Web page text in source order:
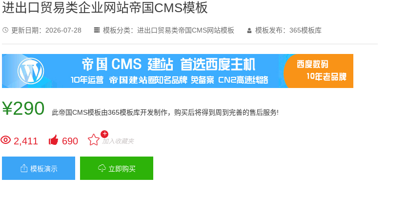
进出口贸易类企业网站帝国CMS模板
 更新日期： 2026-07-28  模板分类： 进出口贸易类帝国CMS网站模板  模板发布：365模板库
¥290 此帝国CMS模板由365模板库开发制作，购买后将得到周到完善的售后服务!
 2,411  690
+
加入收藏夹
 模板演示  立即购买